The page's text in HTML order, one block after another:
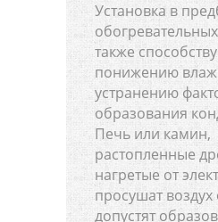
Установка в
также
понижению
устранению
образования
Печь или камин,
растопленные
нагретые от
просушат воздух
допустят